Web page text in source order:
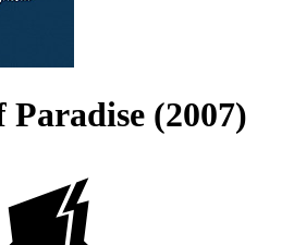
Paradise (2007)